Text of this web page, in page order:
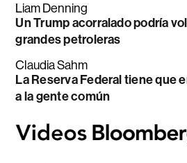
Liam Denning
Un Trump acorralado podría
grandes petroleras
Claudia Sahm
La Reserva Federal tiene que
a la gente común